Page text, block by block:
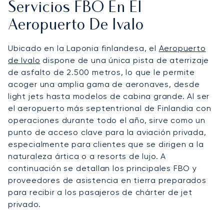
Servicios FBO En El
Aeropuerto De Ivalo
Ubicado en la Laponia finlandesa, el Aeropuerto
de Ivalo dispone de una única pista de aterrizaje
de asfalto de 2.500 metros, lo que le permite
acoger una amplia gama de aeronaves, desde
light jets hasta modelos de cabina grande. Al ser
el aeropuerto más septentrional de Finlandia con
operaciones durante todo el año, sirve como un
punto de acceso clave para la aviación privada,
especialmente para clientes que se dirigen a la
naturaleza ártica o a resorts de lujo. A
continuación se detallan los principales FBO y
proveedores de asistencia en tierra preparados
para recibir a los pasajeros de chárter de jet
privado.